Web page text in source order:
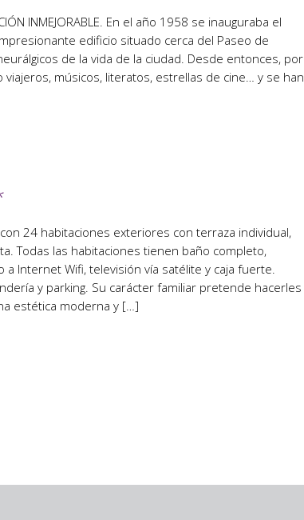
INMEJORABLE. En el año 1958 se inauguraba el
edificio situado cerca del Paseo de
de la vida de la ciudad. Desde entonces, por
músicos, literatos, estrellas de cine… y se han
24 habitaciones exteriores con terraza individual,
Todas las habitaciones tienen baño completo,
a Internet Wifi, televisión vía satélite y caja fuerte.
y parking. Su carácter familiar pretende hacerles
estética moderna y […]